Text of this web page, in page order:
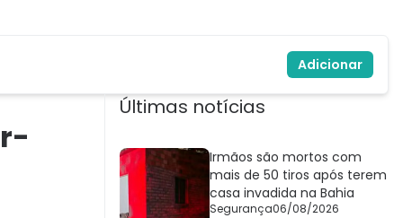
Adicionar
Últimas notícias
Irmãos são mortos com
mais de 50 tiros após terem
casa invadida na Bahia
Segurança06/08/2026